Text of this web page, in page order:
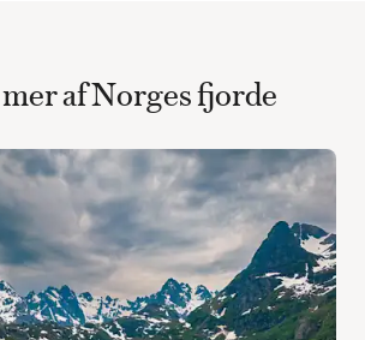
af Norges fjorde